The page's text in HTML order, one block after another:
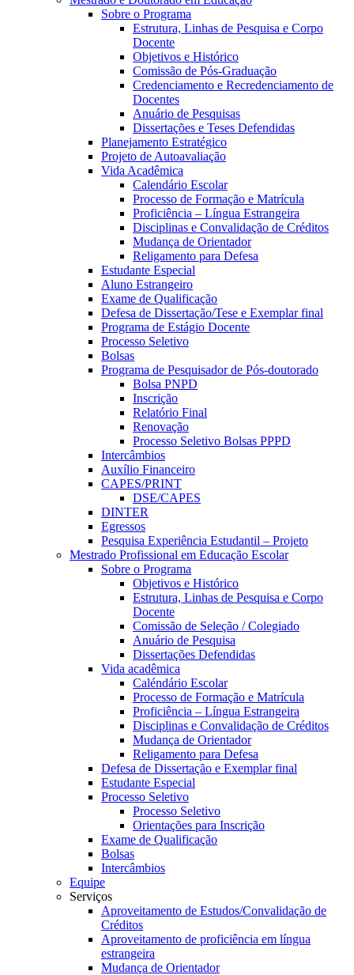
Sobre o Programa
Estrutura, Linhas de Pesquisa e Corpo
Docente
Objetivos e Histórico
Comissão de Pós-Graduação
Credenciamento e Recredenciamento de
Docentes
Anuário de Pesquisas
Dissertações e Teses Defendidas
Planejamento Estratégico
Projeto de Autoavaliação
Vida Acadêmica
Calendário Escolar
Processo de Formação e Matrícula
Proficiência – Língua Estrangeira
Disciplinas e Convalidação de Créditos
Mudança de Orientador
Religamento para Defesa
Estudante Especial
Aluno Estrangeiro
Exame de Qualificação
Defesa de Dissertação/Tese e Exemplar final
Programa de Estágio Docente
Processo Seletivo
Bolsas
Programa de Pesquisador de Pós-doutorado
Bolsa PNPD
Inscrição
Relatório Final
Renovação
Processo Seletivo Bolsas PPPD
Intercâmbios
Auxílio Financeiro
CAPES/PRINT
DSE/CAPES
DINTER
Egressos
Pesquisa Experiência Estudantil – Projeto
Mestrado Profissional em Educação Escolar
Sobre o Programa
Objetivos e Histórico
Estrutura, Linhas de Pesquisa e Corpo
Docente
Comissão de Seleção / Colegiado
Anuário de Pesquisa
Dissertações Defendidas
Vida acadêmica
Caléndário Escolar
Processo de Formação e Matrícula
Proficiência – Língua Estrangeira
Disciplinas e Convalidação de Créditos
Mudança de Orientador
Religamento para Defesa
Defesa de Dissertação e Exemplar final
Estudante Especial
Processo Seletivo
Processo Seletivo
Orientações para Inscrição
Exame de Qualificação
Bolsas
Intercâmbios
Equipe
Serviços
Aproveitamento de Estudos/Convalidação de
Créditos
Aproveitamento de proficiência em língua
estrangeira
Mudança de Orientador